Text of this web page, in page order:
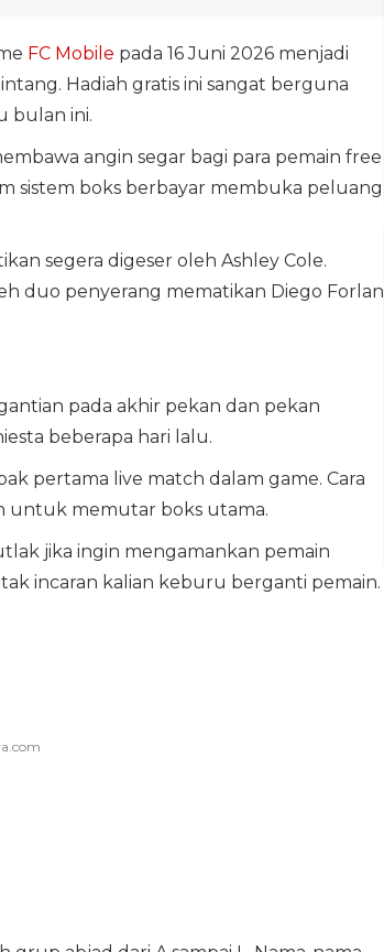
FC Mobile pada 16 Juni 2026 menjadi
Hadiah gratis ini sangat berguna
bulan ini.
angin segar bagi para pemain free
sistem boks berbayar membuka peluang
segera digeser oleh Ashley Cole.
duo penyerang mematikan Diego Forlan
pada akhir pekan dan pekan
beberapa hari lalu.
pertama live match dalam game. Cara
untuk memutar boks utama.
jika ingin mengamankan pemain
incaran kalian keburu berganti pemain.